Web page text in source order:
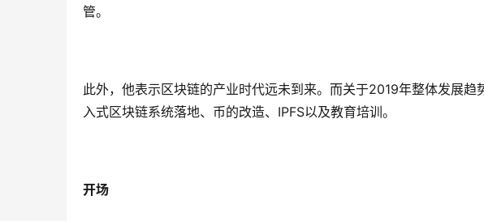
管。
此外，他表示区块链的产业时代远未到来。而关于2019年整体发展趋
入式区块链系统落地、币的改造、IPFS以及教育培训。
开场